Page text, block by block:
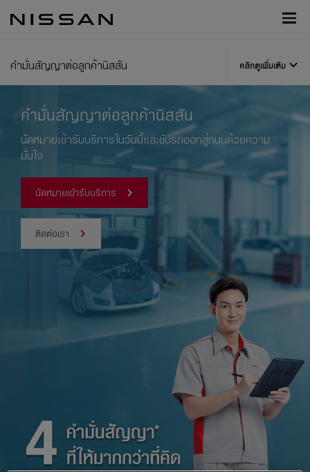
Footer
คำมั่นสัญญาต่อลูกค้านิสสัน คลิกดูเพิ่มเติม
คำมั่นสัญญาต่อลูกค้านิสสัน
นัดหมายเข้ารับบริการในวันนี้และขับรถออกสู่ถนนด้วยความ
มั่นใจ
นัดหมายเข้ารับบริการ
ติดต่อเรา